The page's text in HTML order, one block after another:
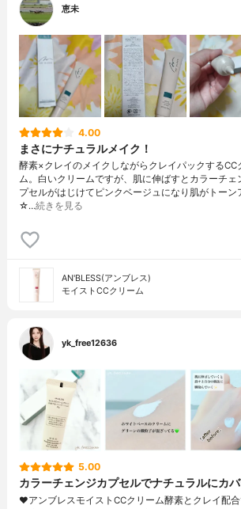
恵未
4.00
まさにナチュラルメイク！
酵素×クレイのメイクしながらクレイパックするCC
ム。白いクリームですが、肌に伸ばすとカラーチェ
プセルがはじけてピンクベージュになり肌がトーン
☆…続きを見る
AN'BLESS(アンブレス)
モイストCCクリーム
yk_free12636
5.00
カラーチェンジカプセルでナチュラルにカ
❤︎アンブレスモイストCCクリーム酵素とクレイ配